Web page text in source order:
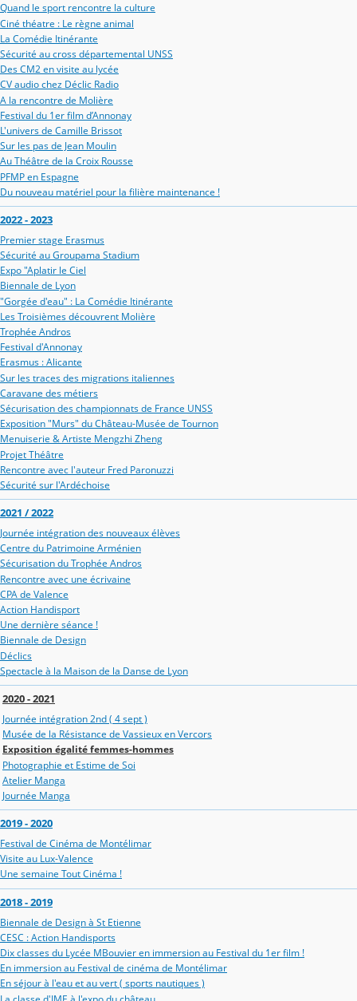
Quand le sport rencontre la culture
Ciné théatre : Le règne animal
La Comédie Itinérante
Sécurité au cross départemental UNSS
Des CM2 en visite au lycée
CV audio chez Déclic Radio
A la rencontre de Molière
Festival du 1er film d’Annonay
L'univers de Camille Brissot
Sur les pas de Jean Moulin
Au Théâtre de la Croix Rousse
PFMP en Espagne
Du nouveau matériel pour la filière maintenance !
2022 - 2023
Premier stage Erasmus
Sécurité au Groupama Stadium
Expo "Aplatir le Ciel
Biennale de Lyon
"Gorgée d'eau" : La Comédie Itinérante
Les Troisièmes découvrent Molière
Trophée Andros
Festival d'Annonay
Erasmus : Alicante
Sur les traces des migrations italiennes
Caravane des métiers
Sécurisation des championnats de France UNSS
Exposition "Murs" du Château-Musée de Tournon
Menuiserie & Artiste Mengzhi Zheng
Projet Théâtre
Rencontre avec l'auteur Fred Paronuzzi
Sécurité sur l'Ardéchoise
2021 / 2022
Journée intégration des nouveaux élèves
Centre du Patrimoine Arménien
Sécurisation du Trophée Andros
Rencontre avec une écrivaine
CPA de Valence
Action Handisport
Une dernière séance !
Biennale de Design
Déclics
Spectacle à la Maison de la Danse de Lyon
2020 - 2021
Journée intégration 2nd ( 4 sept )
Musée de la Résistance de Vassieux en Vercors
Exposition égalité femmes-hommes
Photographie et Estime de Soi
Atelier Manga
Journée Manga
2019 - 2020
Festival de Cinéma de Montélimar
Visite au Lux-Valence
Une semaine Tout Cinéma !
2018 - 2019
Biennale de Design à St Etienne
CESC : Action Handisports
Dix classes du Lycée MBouvier en immersion au Festival du 1er film !
En immersion au Festival de cinéma de Montélimar
En séjour à l'eau et au vert ( sports nautiques )